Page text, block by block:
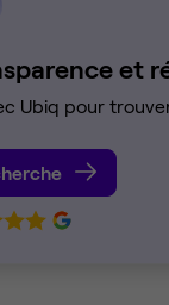
et
Ubiq pour